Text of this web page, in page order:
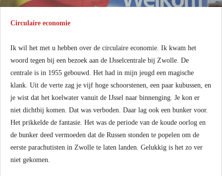
Circulaire economie
Ik wil het met u hebben over de circulaire economie. Ik kwam het
woord tegen bij een bezoek aan de IJsselcentrale bij Zwolle. De
centrale is in 1955 gebouwd. Het had in mijn jeugd een magische
klank. Uit de verte zag je vijf hoge schoorstenen, een paar kubussen, en
je wist dat het koelwater vanuit de IJssel naar binnenging. Je kon er
niet dichtbij komen. Dat was verboden. Daar lag ook een bunker voor.
Het prikkelde de fantasie. Het was de periode van de koude oorlog en
de bunker deed vermoeden dat de Russen stonden te popelen om de
eerste parachutisten in Zwolle te laten landen. Gelukkig is het zo ver
niet gekomen.